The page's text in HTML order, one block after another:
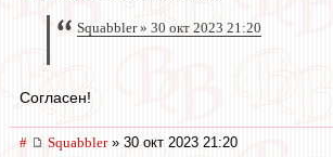
Squabbler » 30 окт 2023 21:20
Согласен!
# Squabbler» 30 окт 2023 21:20